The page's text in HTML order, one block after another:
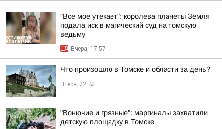
"Все мое утекает": королева планеты Земля
подала иск в магический суд на томскую
ведьму
Вчера, 17:57
Что произошло в Томске и области за день?
Вчера, 22:32
"Вонючие и грязные": маргиналы захватили
детскую площадку в Томске